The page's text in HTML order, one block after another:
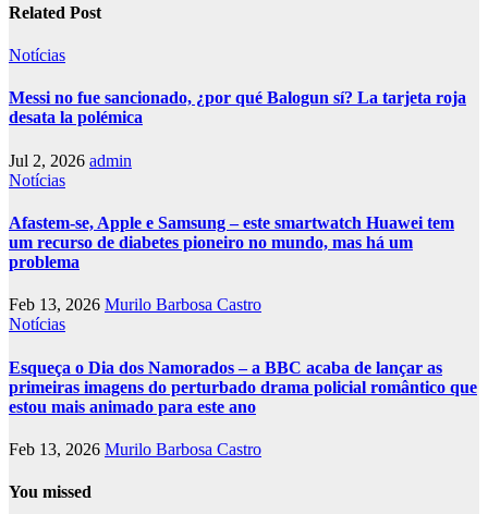
Related Post
Notícias
Messi no fue sancionado, ¿por qué Balogun sí? La tarjeta roja
desata la polémica
Jul 2, 2026 admin
Notícias
Afastem-se, Apple e Samsung – este smartwatch Huawei tem
um recurso de diabetes pioneiro no mundo, mas há um
problema
Feb 13, 2026 Murilo Barbosa Castro
Notícias
Esqueça o Dia dos Namorados – a BBC acaba de lançar as
primeiras imagens do perturbado drama policial romântico que
estou mais animado para este ano
Feb 13, 2026 Murilo Barbosa Castro
You missed